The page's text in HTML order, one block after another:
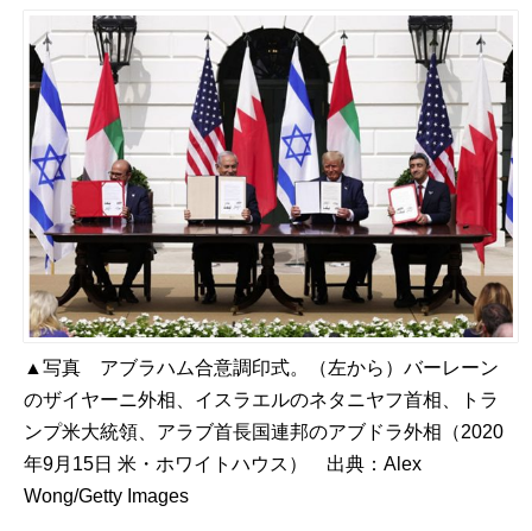
▲写真 アブラハム合意調印式。（左から）バーレーン
のザイヤーニ外相、イスラエルのネタニヤフ首相、トラ
ンプ米大統領、アラブ首長国連邦のアブドラ外相（2020
年9月15日 米・ホワイトハウス） 出典：Alex
Wong/Getty Images